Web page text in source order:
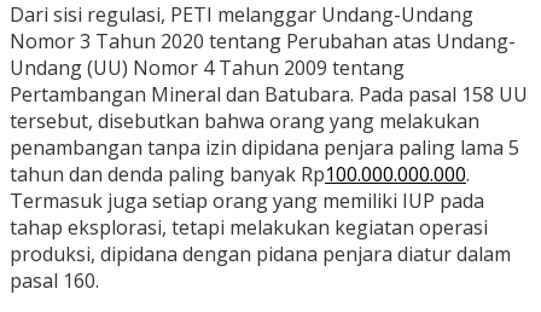
Dari sisi regulasi, PETI melanggar Undang-Undang
Nomor 3 Tahun 2020 tentang Perubahan atas Undang-
Undang (UU) Nomor 4 Tahun 2009 tentang
Pertambangan Mineral dan Batubara. Pada pasal 158 UU
tersebut, disebutkan bahwa orang yang melakukan
penambangan tanpa izin dipidana penjara paling lama 5
tahun dan denda paling banyak Rp100.000.000.000.
Termasuk juga setiap orang yang memiliki IUP pada
tahap eksplorasi, tetapi melakukan kegiatan operasi
produksi, dipidana dengan pidana penjara diatur dalam
pasal 160.